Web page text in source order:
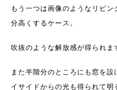
もう一つは画像のようなリビ
分高くするケース。
吹抜のような解放感が得られま
また半階分のところにも窓を
イサイドからの光も得られて明